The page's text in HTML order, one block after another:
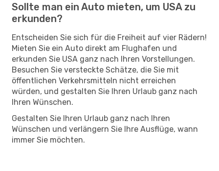
Sollte man ein Auto mieten, um USA zu
erkunden?
Entscheiden Sie sich für die Freiheit auf vier Rädern!
Mieten Sie ein Auto direkt am Flughafen und
erkunden Sie USA ganz nach Ihren Vorstellungen.
Besuchen Sie versteckte Schätze, die Sie mit
öffentlichen Verkehrsmitteln nicht erreichen
würden, und gestalten Sie Ihren Urlaub ganz nach
Ihren Wünschen.
Gestalten Sie Ihren Urlaub ganz nach Ihren
Wünschen und verlängern Sie Ihre Ausflüge, wann
immer Sie möchten.